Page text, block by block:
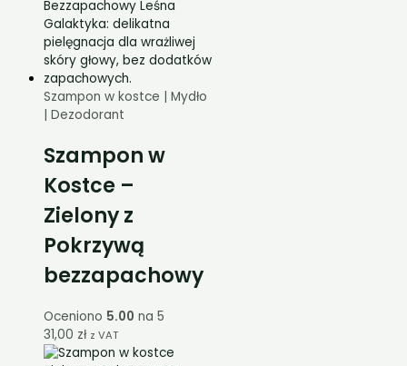
Szampon w kostce | Mydło
| Dezodorant
Szampon w
Kostce –
Zielony z
Pokrzywą
bezzapachowy
Oceniono 5.00 na 5
31,00 zł z VAT